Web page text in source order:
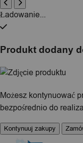
Ładowanie...
Produkt dodany
Możesz kontynuować
bezpośrednio do
Kontynuuj zakupy